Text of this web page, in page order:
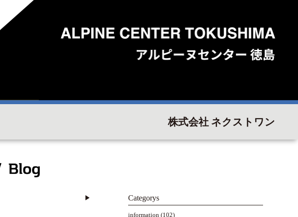
株式会社 ネクストワン
▶︎ Categorys
information(102)